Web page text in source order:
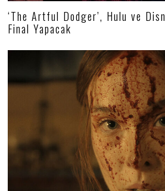
‘The Artful Dodger’, Hulu ve
Final Yapacak